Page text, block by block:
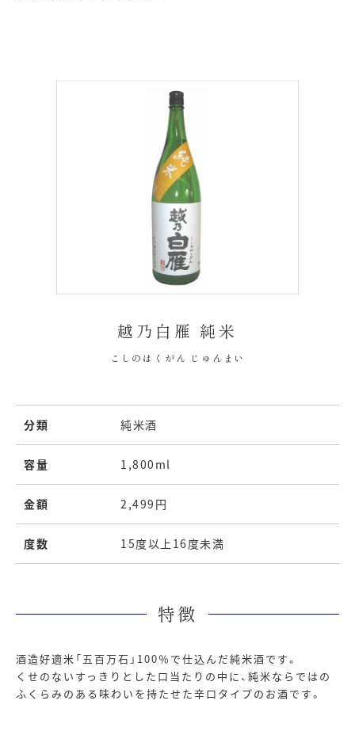
越乃白雁 純米
こしのはくがん じゅんまい
分類 純米酒
容量 1,800ml
金額 2,499円
度数 15度以上16度未満
特徴
酒造好適米「五百万石」100％で仕込んだ純米酒です。
くせのないすっきりとした口当たりの中に、純米ならではの
ふくらみのある味わいを持たせた辛口タイプのお酒です。